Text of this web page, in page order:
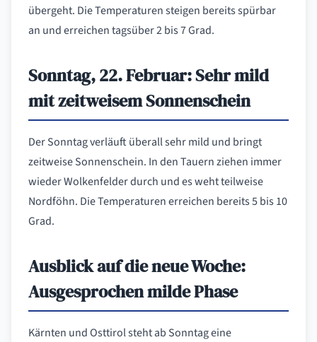
übergeht. Die Temperaturen steigen bereits spürbar
an und erreichen tagsüber 2 bis 7 Grad.
Sonntag, 22. Februar: Sehr mild
mit zeitweisem Sonnenschein
Der Sonntag verläuft überall sehr mild und bringt
zeitweise Sonnenschein. In den Tauern ziehen immer
wieder Wolkenfelder durch und es weht teilweise
Nordföhn. Die Temperaturen erreichen bereits 5 bis 10
Grad.
Ausblick auf die neue Woche:
Ausgesprochen milde Phase
Kärnten und Osttirol steht ab Sonntag eine